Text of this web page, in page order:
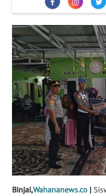
Binjai,Wahananews.co |
DISCLAIMER
Wahana
News
Regional
WN
SUMUT
WN
JAKARTA
WN
JABAR